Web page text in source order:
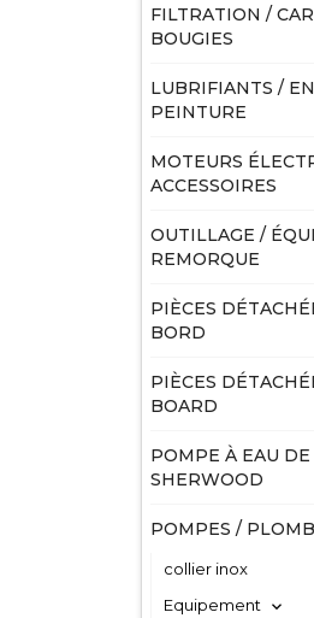
FILTRATION /
BOUGIES
LUBRIFIANTS /
PEINTURE
MOTEURS
ACCESSOIRES
OUTILLAGE /
REMORQUE
PIÈCES
BORD
PIÈCES
BOARD
POMPE À EAU
SHERWOOD
POMPES /
collier inox
Equipement 